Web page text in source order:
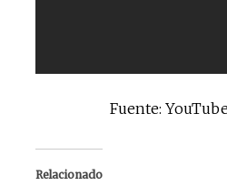
Fuente:
Relacionado